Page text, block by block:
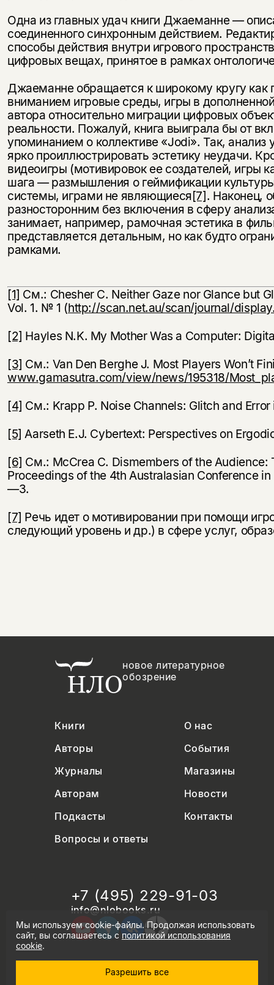
Одна из главных удач книги Джаеманне —
соединенного синхронным действием.
способы действия внутри игрового
цифровых вещах, принятое в рамках
Джаеманне обращается к широкому кругу как
вниманием игровые среды, игры в
автора относительно миграции цифровых
реальности. Пожалуй, книга выиграла бы от
упоминанием о коллективе «Jodi». Так,
ярко проиллюстрировать эстетику неудачи.
видеоигры (мотивировок ее создателей, игры
шага — размышления о геймификации
системы, играми не являющиеся[7]. Наконец,
разносторонним без включения в сферу
занимает, например, рамочная эстетика в
представляется детальным, но как будто
рамками.
[1] См.: Chesher C. Neither Gaze nor Glance but
Vol. 1. № 1 (http://scan.net.au/scan/journal/
[2] Hayles N.K. My Mother Was a Computer:
[3] См.: Van Den Berghe J. Most Players Won’t
www.gamasutra.com/view/news/195318/
[4] См.: Krapp P. Noise Channels: Glitch and
[5] Aarseth E.J. Cybertext: Perspectives on
[6] См.: McCrea C. Dismembers of the Audience:
Proceedings of the 4th Australasian Conference
—3.
[7] Речь идет о мотивировании при помощи
следующий уровень и др.) в сфере услуг,
новое литературное
обозрение
Книги
О нас
Авторы
События
Журналы
Магазины
Авторам
Новости
Подкасты
Контакты
Вопросы и ответы
+7 (495) 229-91-03
info@nlobooks.ru
© Новое литературное обозрение. 2026
Мы используем cookie-файлы. Продолжая использовать
сайт, вы соглашаетесь сполитикой использования
cookie.
Разрешить все